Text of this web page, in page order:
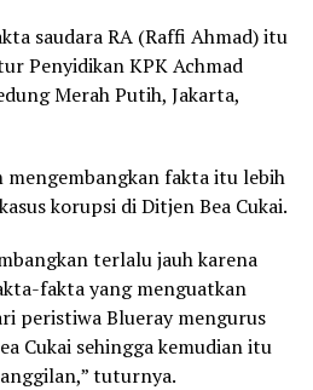
saudara RA (Raffi Ahmad) itu
Penyidikan KPK Achmad
Merah Putih, Jakarta,
mengembangkan fakta itu lebih
korupsi di Ditjen Bea Cukai.
terlalu jauh karena
fakta yang menguatkan
peristiwa Blueray mengurus
Cukai sehingga kemudian itu
tuturnya.